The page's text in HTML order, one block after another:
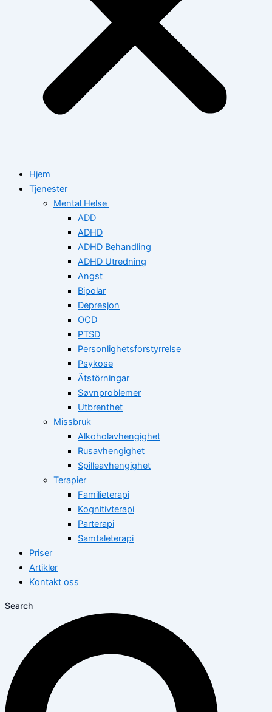
Hjem
Tjenester
Mental Helse
ADD
ADHD
ADHD Behandling
ADHD Utredning
Angst
Bipolar
Depresjon
OCD
PTSD
Personlighetsforstyrrelse
Psykose
Ätstörningar
Søvnproblemer
Utbrenthet
Missbruk
Alkoholavhengighet
Rusavhengighet
Spilleavhengighet
Terapier
Familieterapi
Kognitivterapi
Parterapi
Samtaleterapi
Priser
Artikler
Kontakt oss
Search